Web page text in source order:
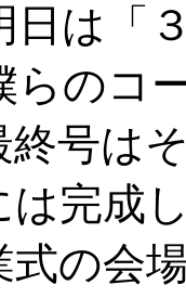
日は「
らのコ
終号は
は完成
式の会